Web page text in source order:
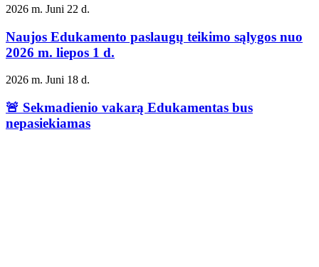
2026 m. Juni 22 d.
Naujos Edukamento paslaugų teikimo sąlygos nuo
2026 m. liepos 1 d.
2026 m. Juni 18 d.
🚨 Sekmadienio vakarą Edukamentas bus
nepasiekiamas